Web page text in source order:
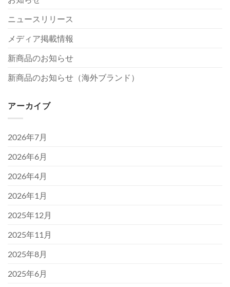
ニュースリリース
メディア掲載情報
新商品のお知らせ
新商品のお知らせ（海外ブランド）
アーカイブ
2026年7月
2026年6月
2026年4月
2026年1月
2025年12月
2025年11月
2025年8月
2025年6月